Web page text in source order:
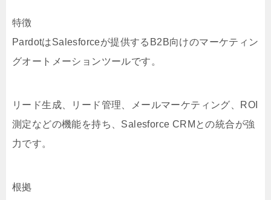
特徴
PardotはSalesforceが提供するB2B向けのマーケティン
グオートメーションツールです。
リード生成、リード管理、メールマーケティング、ROI
測定などの機能を持ち、Salesforce CRMとの統合が強
力です。
根拠